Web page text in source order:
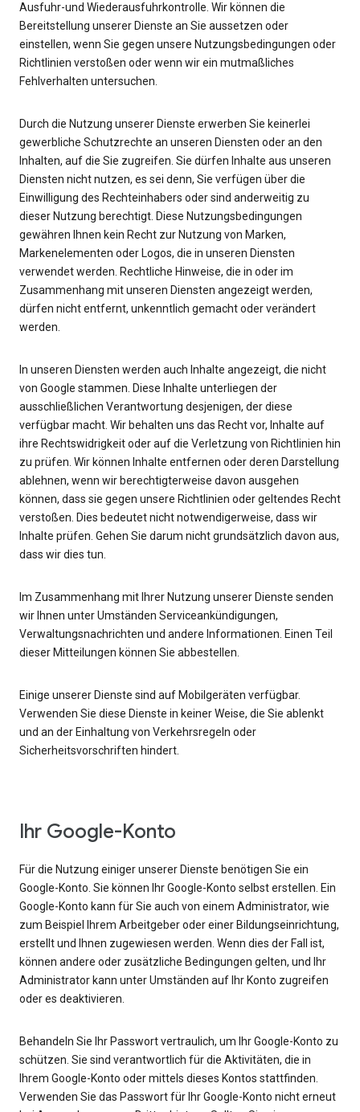
Ausfuhr-und Wiederausfuhrkontrolle. Wir können die
Bereitstellung unserer Dienste an Sie aussetzen oder
einstellen, wenn Sie gegen unsere Nutzungsbedingungen oder
Richtlinien verstoßen oder wenn wir ein mutmaßliches
Fehlverhalten untersuchen.
Durch die Nutzung unserer Dienste erwerben Sie keinerlei
gewerbliche Schutzrechte an unseren Diensten oder an den
Inhalten, auf die Sie zugreifen. Sie dürfen Inhalte aus unseren
Diensten nicht nutzen, es sei denn, Sie verfügen über die
Einwilligung des Rechteinhabers oder sind anderweitig zu
dieser Nutzung berechtigt. Diese Nutzungsbedingungen
gewähren Ihnen kein Recht zur Nutzung von Marken,
Markenelementen oder Logos, die in unseren Diensten
verwendet werden. Rechtliche Hinweise, die in oder im
Zusammenhang mit unseren Diensten angezeigt werden,
dürfen nicht entfernt, unkenntlich gemacht oder verändert
werden.
In unseren Diensten werden auch Inhalte angezeigt, die nicht
von Google stammen. Diese Inhalte unterliegen der
ausschließlichen Verantwortung desjenigen, der diese
verfügbar macht. Wir behalten uns das Recht vor, Inhalte auf
ihre Rechtswidrigkeit oder auf die Verletzung von Richtlinien hin
zu prüfen. Wir können Inhalte entfernen oder deren Darstellung
ablehnen, wenn wir berechtigterweise davon ausgehen
können, dass sie gegen unsere Richtlinien oder geltendes Recht
verstoßen. Dies bedeutet nicht notwendigerweise, dass wir
Inhalte prüfen. Gehen Sie darum nicht grundsätzlich davon aus,
dass wir dies tun.
Im Zusammenhang mit Ihrer Nutzung unserer Dienste senden
wir Ihnen unter Umständen Serviceankündigungen,
Verwaltungsnachrichten und andere Informationen. Einen Teil
dieser Mitteilungen können Sie abbestellen.
Einige unserer Dienste sind auf Mobilgeräten verfügbar.
Verwenden Sie diese Dienste in keiner Weise, die Sie ablenkt
und an der Einhaltung von Verkehrsregeln oder
Sicherheitsvorschriften hindert.
Ihr Google-Konto
Für die Nutzung einiger unserer Dienste benötigen Sie ein
Google-Konto. Sie können Ihr Google-Konto selbst erstellen. Ein
Google-Konto kann für Sie auch von einem Administrator, wie
zum Beispiel Ihrem Arbeitgeber oder einer Bildungseinrichtung,
erstellt und Ihnen zugewiesen werden. Wenn dies der Fall ist,
können andere oder zusätzliche Bedingungen gelten, und Ihr
Administrator kann unter Umständen auf Ihr Konto zugreifen
oder es deaktivieren.
Behandeln Sie Ihr Passwort vertraulich, um Ihr Google-Konto zu
schützen. Sie sind verantwortlich für die Aktivitäten, die in
Ihrem Google-Konto oder mittels dieses Kontos stattfinden.
Verwenden Sie das Passwort für Ihr Google-Konto nicht erneut